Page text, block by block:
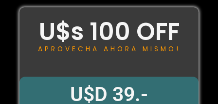
U$s 100 OFF
APROVECHA AHORA MISMO!
U$D 39.-